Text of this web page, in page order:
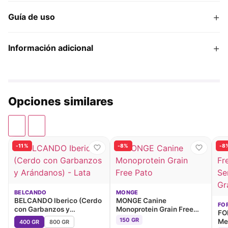
Guía de uso +
Información adicional +
Opciones similares
-11%
BELCANDO
BELCANDO Iberico (Cerdo
con Garbanzos y
Arándanos) - Lata
400 GR 800 GR
-8%
MONGE
MONGE Canine
Monoprotein Grain Free
Pato
150 GR
-